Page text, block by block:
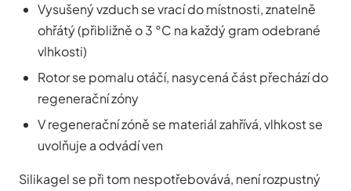
Vysušený vzduch se vrací do místnosti, znatelně
ohřátý (přibližně o 3 °C na každý gram odebrané
vlhkosti)
Rotor se pomalu otáčí, nasycená část přechází do
regenerační zóny
V regenerační zóně se materiál zahřívá, vlhkost se
uvolňuje a odvádí ven
Silikagel se při tom nespotřebovává, není rozpustný